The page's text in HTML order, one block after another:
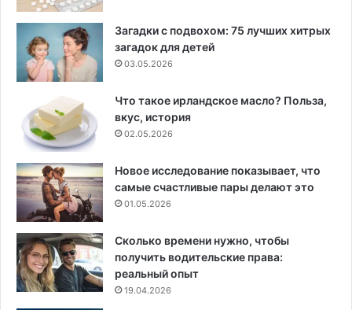
Загадки с подвохом: 75 лучших хитрых
загадок для детей
03.05.2026
Что такое ирландское масло? Польза,
вкус, история
02.05.2026
Новое исследование показывает, что
самые счастливые пары делают это
01.05.2026
Сколько времени нужно, чтобы
получить водительские права:
реальный опыт
19.04.2026